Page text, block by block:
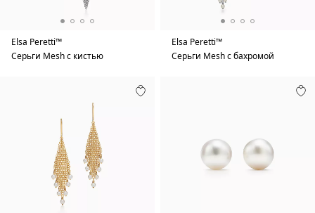
Elsa Peretti™
Серьги Mesh с кистью
Elsa Peretti™
Серьги Mesh с бахромой